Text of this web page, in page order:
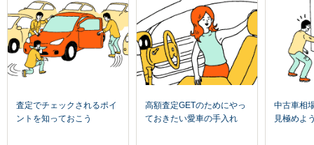
査定でチェックされるポイ
ントを知っておこう
高額査定GETのためにやっ
ておきたい愛車の手入れ
中古車相
見極めよ